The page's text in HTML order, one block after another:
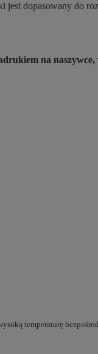
dopasowany do
na
temperaturę